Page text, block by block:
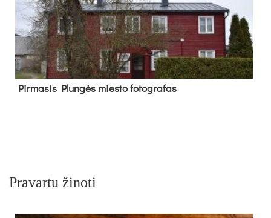
Pir­ma­sis Plun­gės mies­to fo­tog­ra­fas
Pravartu žinoti